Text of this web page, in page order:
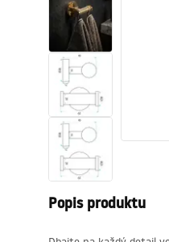
Batérie
Kuchyňa
Kúpeľňové
Popis produktu